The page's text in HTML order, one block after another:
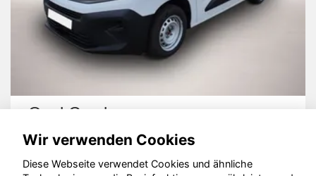
Opel Combo
Wir verwenden Cookies
Diese Webseite verwendet Cookies und ähnliche